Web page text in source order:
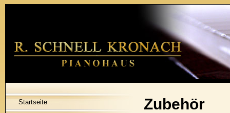
Startseite
Zubehör